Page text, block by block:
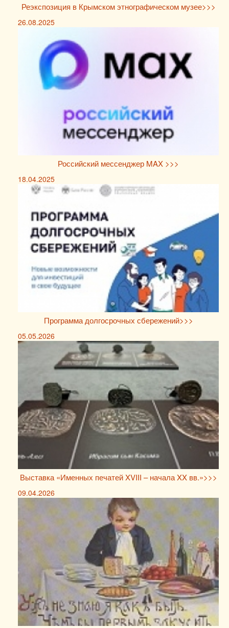
Реэкспозиция в Крымском этнографическом музее>>>
26.08.2025
Российский мессенджер MAX >>>
18.04.2025
Программа долгосрочных сбережений>>>
05.05.2026
Выставка «Именных печатей XVIII – начала XX вв.»>>>
09.04.2026